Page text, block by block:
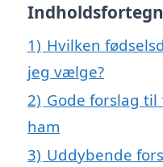
1) Hvilken
jeg vælge?
2) Gode forslag
ham
3) Uddybende